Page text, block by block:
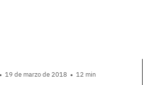
19 de marzo de 2018 12 min